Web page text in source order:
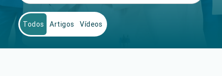
Todos Artigos Vídeos